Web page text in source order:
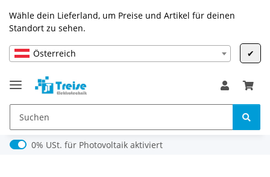
Wähle dein Lieferland, um Preise und Artikel für deinen
Standort zu sehen.
Österreich ✔
0% USt. für Photovoltaik (§ 12 Abs. 3 UStG)
0% USt. für Photovoltaik aktiviert